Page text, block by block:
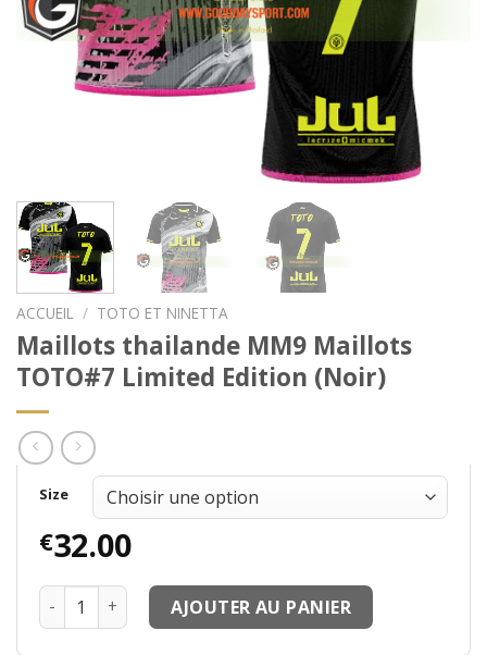
ACCUEIL / TOTO ET NINETTA
Maillots thailande MM9 Maillots
TOTO#7 Limited Edition (Noir)
Size
€32.00
quantité de Maillots thailande MM9 Maillots TOTO#7
AJOUTER AU PANIER